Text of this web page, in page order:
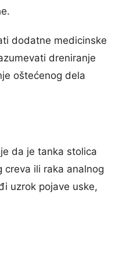
dodatne medicinske
dreniranje
oštećenog dela
da je tanka stolica
creva ili raka analnog
uzrok pojave uske,